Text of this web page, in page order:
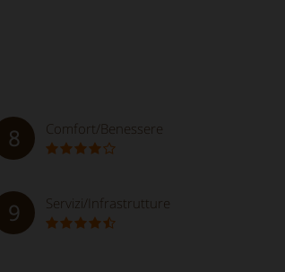
8 Comfort/Benessere
9 Servizi/Infrastrutture